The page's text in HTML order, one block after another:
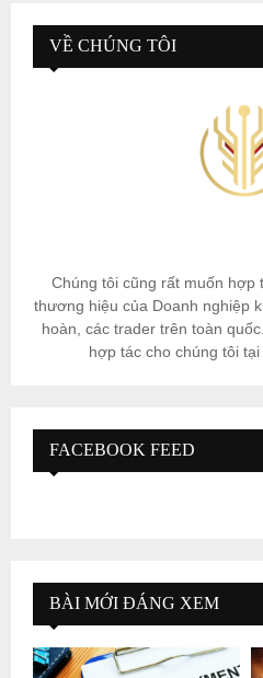
VỀ CHÚNG TÔI
Chúng tôi cũng rất muốn hợp
thương hiệu của Doanh nghiệp
hoàn, các trader trên toàn
hợp tác cho chúng tôi tại
FACEBOOK FEED
BÀI MỚI ĐÁNG XEM